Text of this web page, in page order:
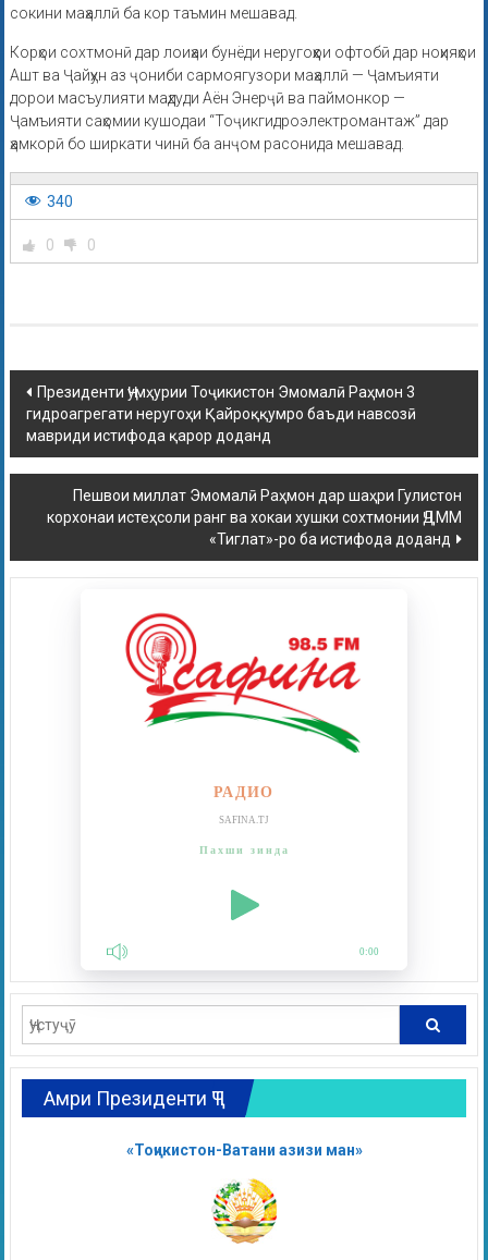
сокини маҳаллӣ ба кор таъмин мешавад.
Корҳои сохтмонӣ дар лоиҳаи бунёди неругоҳҳои офтобӣ дар ноҳияҳои
Ашт ва Ҷайҳун аз ҷониби сармоягузори маҳаллӣ — Ҷамъияти
дорои масъулияти маҳдуди Аён Энерҷӣ ва паймонкор —
Ҷамъияти саҳомии кушодаи “Тоҷикгидроэлектромантаж” дар
ҳамкорӣ бо ширкати чинӣ ба анҷом расонида мешавад.
340
0 0
Президенти Ҷумҳурии Тоҷикистон Эмомалӣ Раҳмон 3
гидроагрегати неругоҳи Қайроққумро баъди навсозӣ
мавриди истифода қарор доданд
Пешвои миллат Эмомалӣ Раҳмон дар шаҳри Гулистон
корхонаи истеҳсоли ранг ва хокаи хушки сохтмонии ҶДММ
«Тиглат»-ро ба истифода доданд
РАДИО
SAFINA.TJ
Пахши зинда
0:00
Амри Президенти ҶТ
«Тоҷикистон-Ватани азизи ман»